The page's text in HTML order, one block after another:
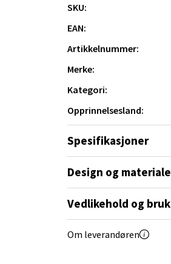
SKU:
EAN:
Artikkelnummer:
Merke:
Kategori:
Opprinnelsesland:
Spesifikasjoner
Design og materiale
Vedlikehold og bruk
Om leverandøren
Velg
Velg